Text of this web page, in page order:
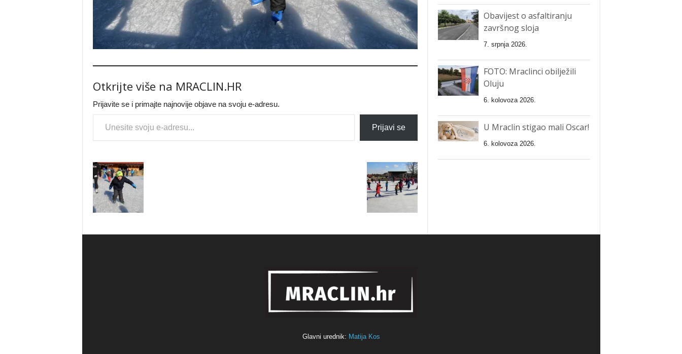
Otkrijte više na MRACLIN.HR
Prijavite se i primajte najnovije objave na svoju e-adresu.
Type your email…
Prijavi se
Obavijest o asfaltiranju
završnog sloja
7. srpnja 2026.
FOTO: Mraclinci obilježili
Oluju
6. kolovoza 2026.
U Mraclin stigao mali Oscar!
6. kolovoza 2026.
Glavni urednik: Matija Kos